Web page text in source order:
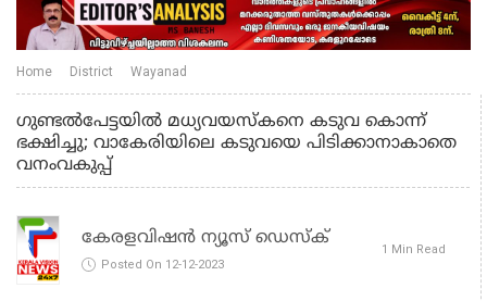
Home District Wayanad
ഗുണ്ടല്‍പേട്ടയില്‍ മധ്യവയസ്‌കനെ കടുവ കൊന്ന്
ഭക്ഷിച്ചു; വാകേരിയിലെ കടുവയെ പിടിക്കാനാകാതെ
വനംവകുപ്പ്
കേരളവിഷൻ ന്യൂസ് ഡെസ്‌ക്
Posted On 12-12-2023
1 Min Read